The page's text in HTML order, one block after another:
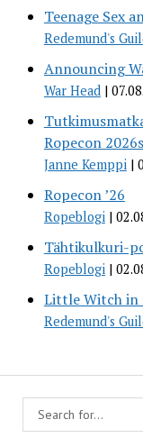
Teenage Sex
Redemund's
Announcing
War Head
Ropecon
Janne Kemppi
Ropecon ’26
Ropeblogi
Tähtikulkuri-
Ropeblogi
Little Witch in
Redemund's